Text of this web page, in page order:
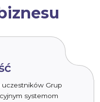
uczestników Grup
systemom